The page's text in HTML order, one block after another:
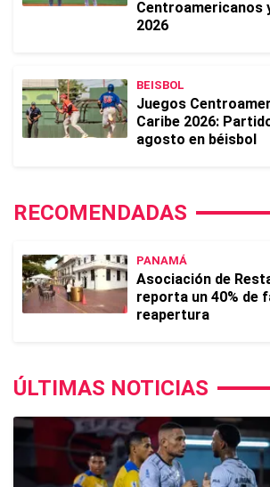
Centroamericanos
2026
BEISBOL
Juegos
Caribe 2026:
agosto en béisbol
RECOMENDADAS
PANAMÁ
Asociación de
reporta un 40% de
reapertura
ÚLTIMAS NOTICIAS